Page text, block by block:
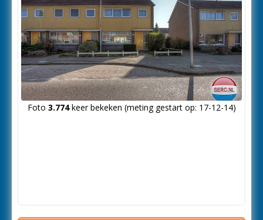
Foto 3.774keer bekeken (meting gestart op: 17-12-14)